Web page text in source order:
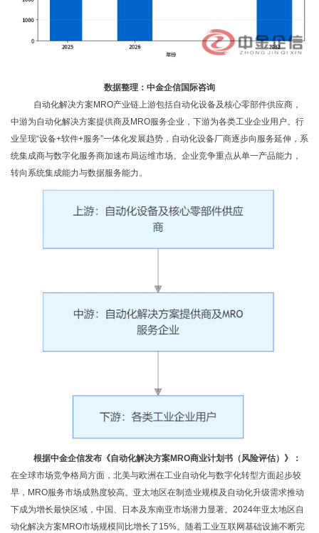
数据整理：中金企信国际咨询
自动化解决方案 MRO产业链上游包括自动化设备及核心零部件供应商，
中游为自动化解决方案提供商及MRO服务企业，下游为各类工业企业用户。行
业呈现“设备+软件+服务”一体化发展趋势，自动化设备厂商逐步向服务延伸，系
统集成商与数字化服务商加速布局运维市场。企业竞争重点从单一产品能力，
转向系统集成能力与数据服务能力。
根据中金企信发布《自动化解决方案MRO商业计划书（风险评估） 》：
在全球市场竞争格局方面，北美与欧洲在工业自动化与数字化转型方面起步较
早， MRO服务市场成熟度较高。亚太地区在制造业规模及自动化升级需求推动
下成为增长最快区域，中国、日本及东南亚市场潜力显著。2024年亚太地区自
动化解决方案MRO市场规模同比增长了15%。随着工业互联网基础设施不断完